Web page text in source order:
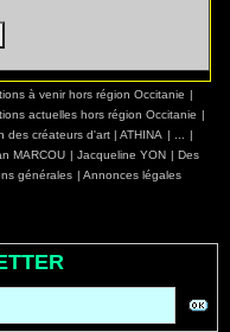
à venir hors région Occitanie |
actuelles hors région Occitanie |
des créateurs d'art | ATHINA |
|
MARCOU | Jacqueline YON | Des
générales | Annonces légales